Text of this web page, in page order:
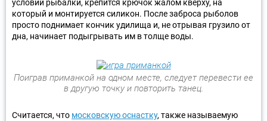
условий рыбалки, крепится крючок жалом кверху, на
который и монтируется силикон. После заброса рыболов
просто поднимает кончик удилища и, не отрывая грузило от
дна, начинает подыгрывать им в толще воды.
Поиграв приманкой на одном месте, следует перевести ее
в другую точку и повторить танец.
Считается, что московскую оснастку, также называемую